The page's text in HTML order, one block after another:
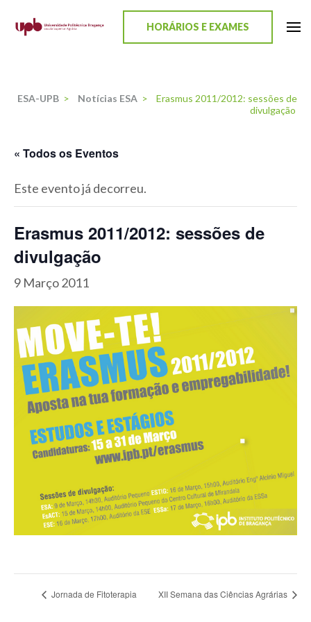
HORÁRIOS E EXAMES
ESA-UPB > Notícias ESA >
Erasmus 2011/2012: sessões de
divulgação
« Todos os Eventos
Este evento já decorreu.
Erasmus 2011/2012: sessões de
divulgação
9 Março 2011
Jornada de Fitoterapia XII Semana das Ciências Agrárias